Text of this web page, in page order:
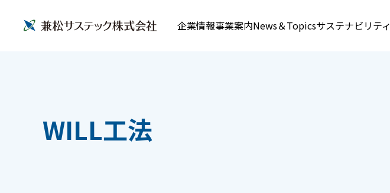
企業情報事業案内News＆Topicsサステナビリティ
WILL工法